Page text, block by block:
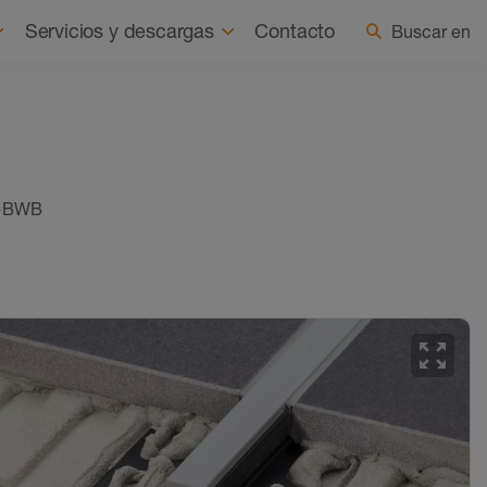
Actualidad Seleccionar país/idioma
Servicios y descargas Contacto Buscar en
zoom_out_map